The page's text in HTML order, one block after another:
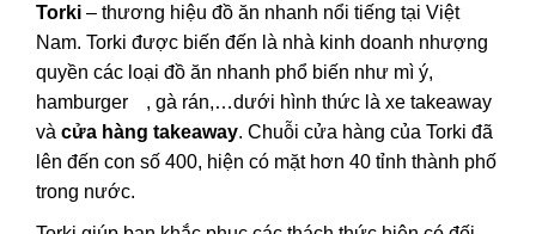
Torki – thương hiệu đồ ăn nhanh nổi tiếng tại Việt
Nam. Torki được biến đến là nhà kinh doanh nhượng
quyền các loại đồ ăn nhanh phổ biến như mì ý,
hamburger
, gà rán,…dưới hình thức là xe takeaway
và cửa hàng takeaway. Chuỗi cửa hàng của Torki đã
lên đến con số 400, hiện có mặt hơn 40 tỉnh thành phố
trong nước.